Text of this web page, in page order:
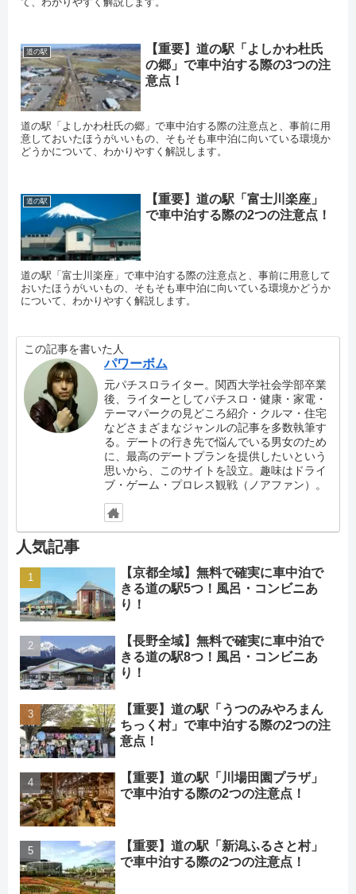
道の駅
【重要】道の駅「よしかわ杜氏
の郷」で車中泊する際の3つの注
意点！
道の駅「よしかわ杜氏の郷」で車中泊する際の注意点と、事前に用
意しておいたほうがいいもの、そもそも車中泊に向いている環境か
どうかについて、わかりやすく解説します。
道の駅
【重要】道の駅「富士川楽座」
で車中泊する際の2つの注意点！
道の駅「富士川楽座」で車中泊する際の注意点と、事前に用意して
おいたほうがいいもの、そもそも車中泊に向いている環境かどうか
について、わかりやすく解説します。
この記事を書いた人
パワーボム
元パチスロライター。関西大学社会学部卒業
後、ライターとしてパチスロ・健康・家電・
テーマパークの見どころ紹介・クルマ・住宅
などさまざまなジャンルの記事を多数執筆す
る。デートの行き先で悩んでいる男女のため
に、最高のデートプランを提供したいという
思いから、このサイトを設立。趣味はドライ
ブ・ゲーム・プロレス観戦（ノアファン）。
人気記事
【京都全域】無料で確実に車中泊で
きる道の駅5つ！風呂・コンビニあ
り！
【長野全域】無料で確実に車中泊で
きる道の駅8つ！風呂・コンビニあ
り！
【重要】道の駅「うつのみやろまん
ちっく村」で車中泊する際の2つの注
意点！
【重要】道の駅「川場田園プラザ」
で車中泊する際の2つの注意点！
【重要】道の駅「新潟ふるさと村」
で車中泊する際の2つの注意点！